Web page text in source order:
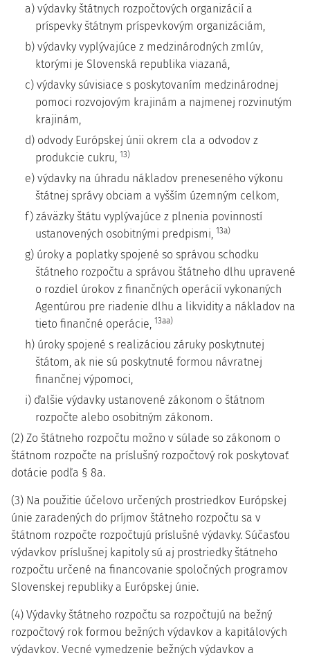
a) výdavky štátnych rozpočtových organizácií a
príspevky štátnym príspevkovým organizáciám,
b) výdavky vyplývajúce z medzinárodných zmlúv,
ktorými je Slovenská republika viazaná,
c) výdavky súvisiace s poskytovaním medzinárodnej
pomoci rozvojovým krajinám a najmenej rozvinutým
krajinám,
d) odvody Európskej únii okrem cla a odvodov z
produkcie cukru, 13)
e) výdavky na úhradu nákladov preneseného výkonu
štátnej správy obciam a vyšším územným celkom,
f) záväzky štátu vyplývajúce z plnenia povinností
ustanovených osobitnými predpismi, 13a)
g) úroky a poplatky spojené so správou schodku
štátneho rozpočtu a správou štátneho dlhu upravené
o rozdiel úrokov z finančných operácií vykonaných
Agentúrou pre riadenie dlhu a likvidity a nákladov na
tieto finančné operácie, 13aa)
h) úroky spojené s realizáciou záruky poskytnutej
štátom, ak nie sú poskytnuté formou návratnej
finančnej výpomoci,
i) ďalšie výdavky ustanovené zákonom o štátnom
rozpočte alebo osobitným zákonom.
(2) Zo štátneho rozpočtu možno v súlade so zákonom o
štátnom rozpočte na príslušný rozpočtový rok poskytovať
dotácie podľa § 8a.
(3) Na použitie účelovo určených prostriedkov Európskej
únie zaradených do príjmov štátneho rozpočtu sa v
štátnom rozpočte rozpočtujú príslušné výdavky. Súčasťou
výdavkov príslušnej kapitoly sú aj prostriedky štátneho
rozpočtu určené na financovanie spoločných programov
Slovenskej republiky a Európskej únie.
(4) Výdavky štátneho rozpočtu sa rozpočtujú na bežný
rozpočtový rok formou bežných výdavkov a kapitálových
výdavkov. Vecné vymedzenie bežných výdavkov a